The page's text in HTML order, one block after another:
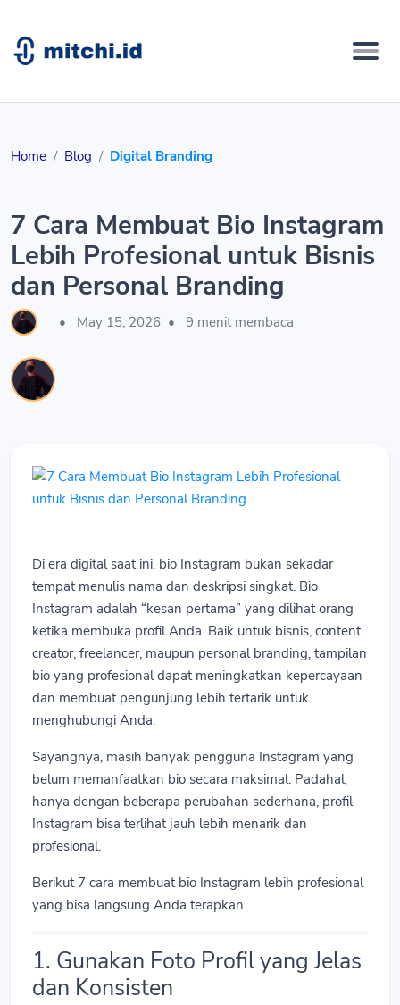
Home Blog Digital Branding
7 Cara Membuat Bio Instagram
Lebih Profesional untuk Bisnis
dan Personal Branding
• May 15, 2026 • 9 menit membaca
Di era digital saat ini, bio Instagram bukan sekadar
tempat menulis nama dan deskripsi singkat. Bio
Instagram adalah “kesan pertama” yang dilihat orang
ketika membuka profil Anda. Baik untuk bisnis, content
creator, freelancer, maupun personal branding, tampilan
bio yang profesional dapat meningkatkan kepercayaan
dan membuat pengunjung lebih tertarik untuk
menghubungi Anda.
Sayangnya, masih banyak pengguna Instagram yang
belum memanfaatkan bio secara maksimal. Padahal,
hanya dengan beberapa perubahan sederhana, profil
Instagram bisa terlihat jauh lebih menarik dan
profesional.
Berikut 7 cara membuat bio Instagram lebih profesional
yang bisa langsung Anda terapkan.
1. Gunakan Foto Profil yang Jelas
dan Konsisten